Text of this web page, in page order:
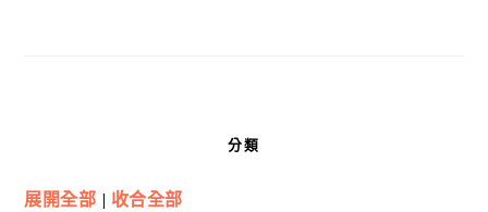
分類
展開全部 | 收合全部